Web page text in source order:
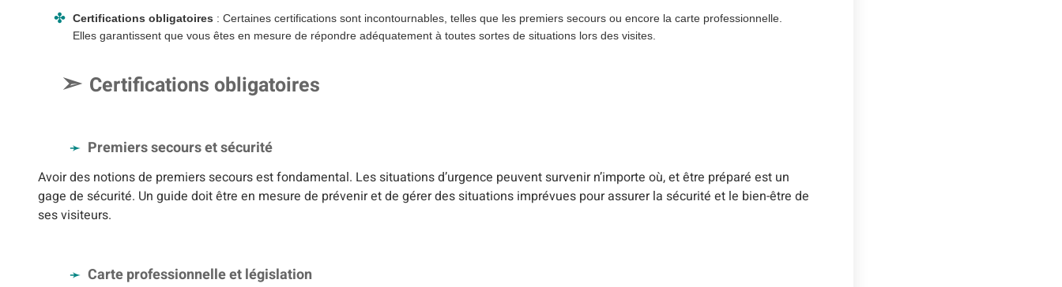
Certifications obligatoires : Certaines certifications sont incontournables, telles que les premiers secours ou encore la carte professionnelle.
Elles garantissent que vous êtes en mesure de répondre adéquatement à toutes sortes de situations lors des visites.
Certifications obligatoires
Premiers secours et sécurité
Avoir des notions de premiers secours est fondamental. Les situations d’urgence peuvent survenir n’importe où, et être préparé est un
gage de sécurité. Un guide doit être en mesure de prévenir et de gérer des situations imprévues pour assurer la sécurité et le bien-être de
ses visiteurs.
Carte professionnelle et législation